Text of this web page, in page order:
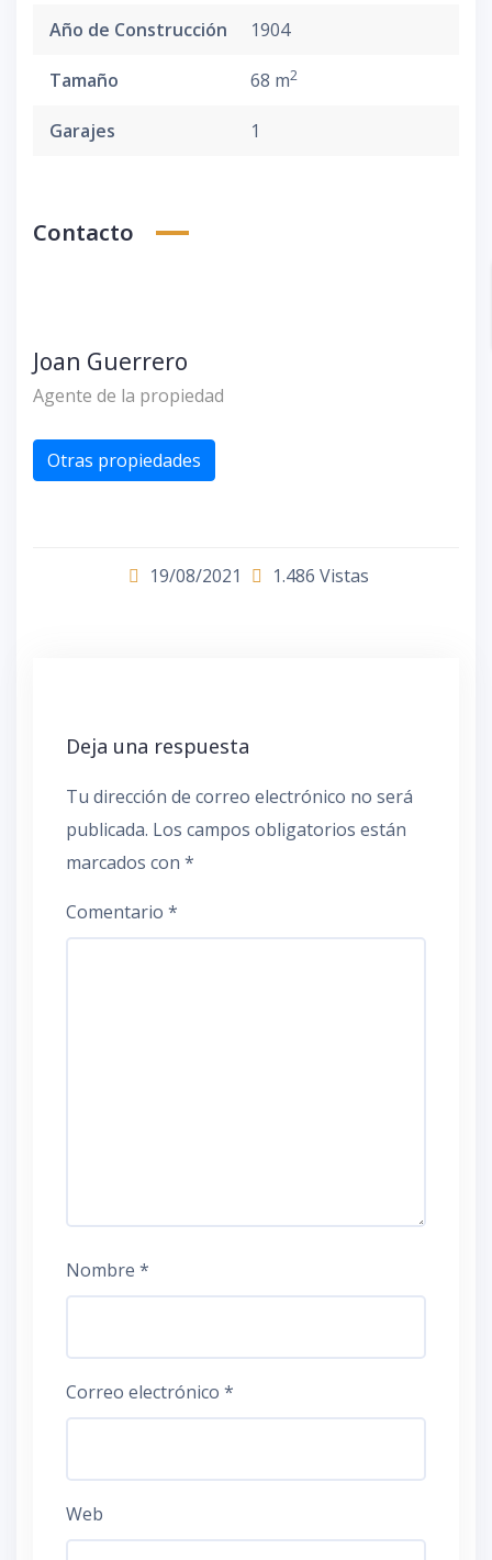
Año de Construcción 1904
Tamaño 68 m2
Garajes 1
Contacto
Joan Guerrero
Agente de la propiedad
Otras propiedades
19/08/2021 1.486 Vistas
Deja una respuesta
Tu dirección de correo electrónico no será
publicada. Los campos obligatorios están
marcados con *
Comentario *
Nombre *
Correo electrónico *
Web